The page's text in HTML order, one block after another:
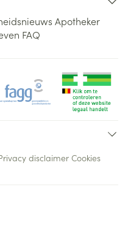
Apotheker
FAQ
disclaimer Cookies